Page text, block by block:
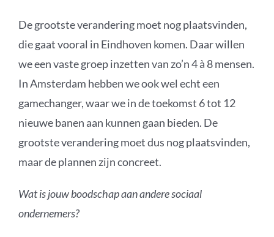
De grootste verandering moet nog plaatsvinden,
die gaat vooral in Eindhoven komen. Daar willen
we een vaste groep inzetten van zo’n 4 à 8 mensen.
In Amsterdam hebben we ook wel echt een
gamechanger, waar we in de toekomst 6 tot 12
nieuwe banen aan kunnen gaan bieden. De
grootste verandering moet dus nog plaatsvinden,
maar de plannen zijn concreet.
Wat is jouw boodschap aan andere sociaal
ondernemers?